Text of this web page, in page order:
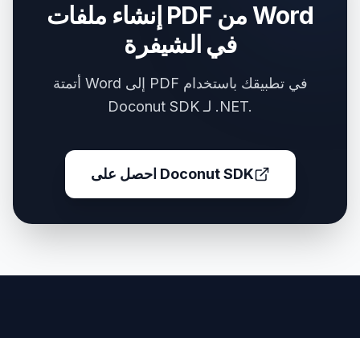
إنشاء ملفات PDF من Word
في الشيفرة
أتمتة Word إلى PDF في تطبيقك باستخدام
Doconut SDK لـ .NET.
احصل على Doconut SDK